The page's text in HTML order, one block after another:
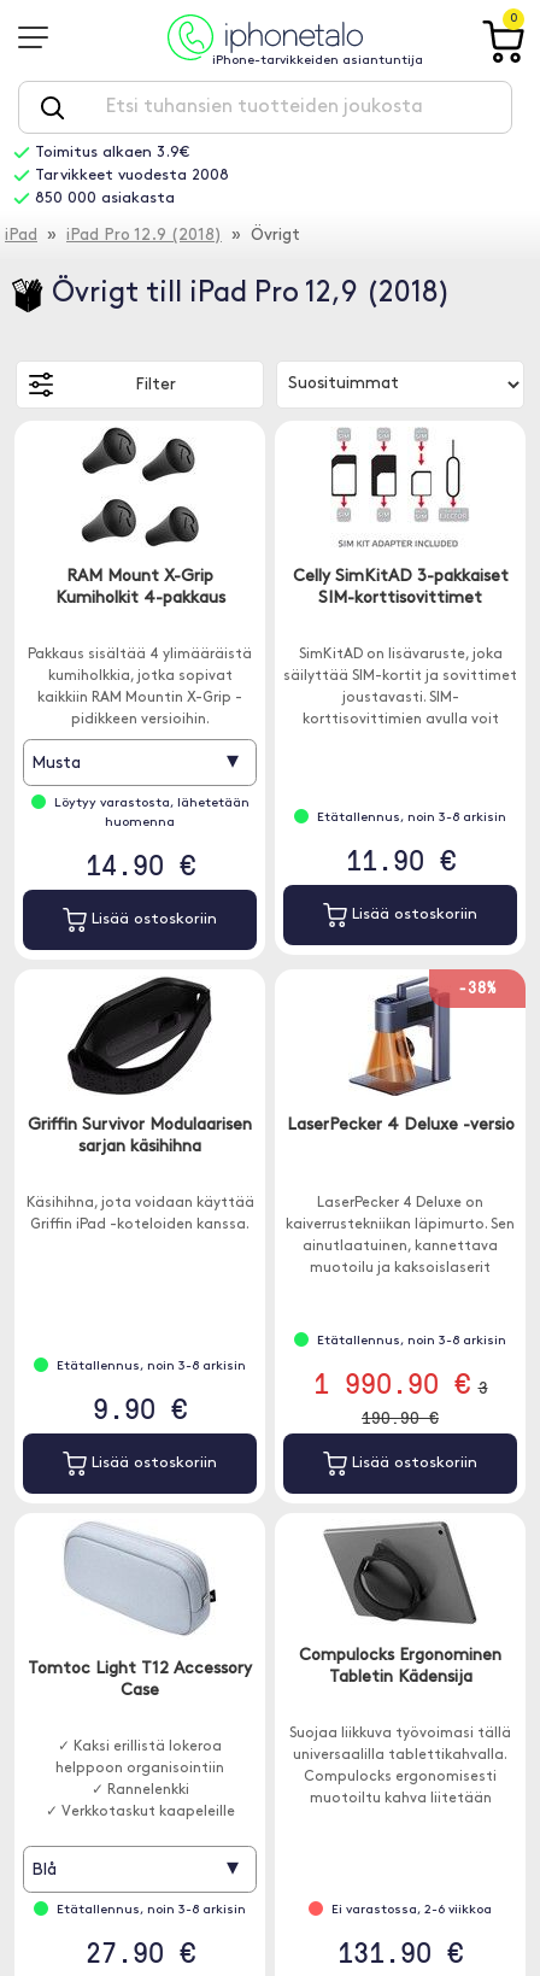
iPhone-tarvikkeiden asiantuntija
0
Toimitus alkaen 3.9€
Tarvikkeet vuodesta 2008
850 000 asiakasta
iPad » iPad Pro 12.9 (2018) » Övrigt
Övrigt till iPad Pro 12,9 (2018)
Filter
RAM Mount X-Grip
Kumiholkit 4-pakkaus
Pakkaus sisältää 4 ylimääräistä
kumiholkkia, jotka sopivat
kaikkiin RAM Mountin X-Grip -
pidikkeen versioihin.
Musta ▾
Löytyy varastosta, lähetetään
huomenna
14.90 €
Lisää ostoskoriin
Celly SimKitAD 3-pakkaiset
SIM-korttisovittimet
SimKitAD on lisävaruste, joka
säilyttää SIM-kortit ja sovittimet
joustavasti. SIM-
korttisovittimien avulla voit
Etätallennus, noin 3-8 arkisin
11.90 €
Lisää ostoskoriin
Griffin Survivor Modulaarisen
sarjan käsihihna
Käsihihna, jota voidaan käyttää
Griffin iPad -koteloiden kanssa.
Etätallennus, noin 3-8 arkisin
9.90 €
Lisää ostoskoriin
-38%
LaserPecker 4 Deluxe -versio
LaserPecker 4 Deluxe on
kaiverrustekniikan läpimurto. Sen
ainutlaatuinen, kannettava
muotoilu ja kaksoislaserit
Etätallennus, noin 3-8 arkisin
1 990.90 € 3
190.90 €
Lisää ostoskoriin
Tomtoc Light T12 Accessory
Case
✓ Kaksi erillistä lokeroa
helppoon organisointiin
✓ Rannelenkki
✓ Verkkotaskut kaapeleille
Blå ▾
Etätallennus, noin 3-8 arkisin
27.90 €
Compulocks Ergonominen
Tabletin Kädensija
Suojaa liikkuva työvoimasi tällä
universaalilla tablettikahvalla.
Compulocks ergonomisesti
muotoiltu kahva liitetään
Ei varastossa, 2-6 viikkoa
131.90 €